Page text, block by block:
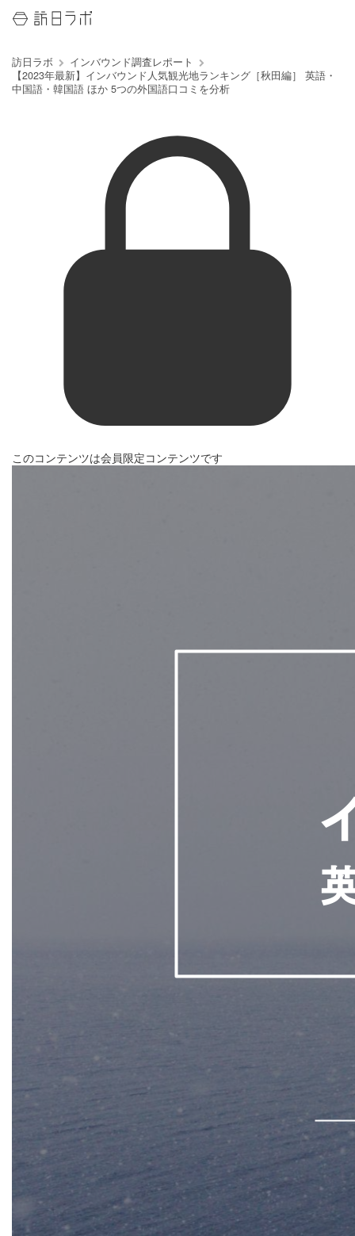
訪日ラボ
インバウンド調査レポート
【2023年最新】インバウンド人気観光地ランキング［秋田編］ 英語・
中国語・韓国語 ほか 5つの外国語口コミを分析
このコンテンツは会員限定コンテンツです